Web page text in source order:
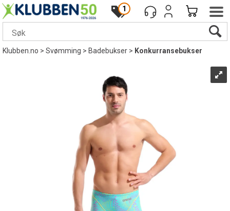
1
Klubben.no>Svømming>Badebukser> Konkurransebukser